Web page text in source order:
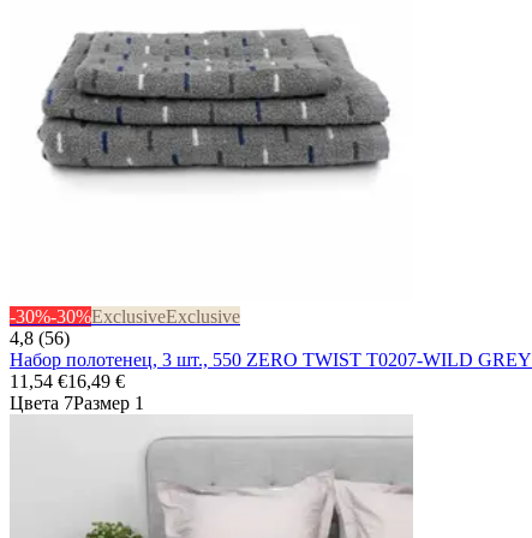
-30%-30%ExclusiveExclusive
4,8 (56)
Набор полотенец, 3 шт., 550 ZERO TWIST T0207-WILD GREY
11,54 €16,49 €
Цвета 7Размер 1